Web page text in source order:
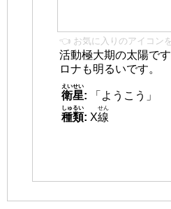
👈 お気に入りのアイコン
活動極大期の太陽で
ロナも明るいです。
衛星
えいせい
:
「ようこう」
種類
しゅるい
: X線
せん